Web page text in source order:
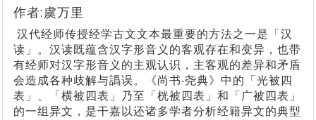
作者:虞万里
汉代经师传授经学古文文本最重要的方法之一是「汉
读」。汉读既蕴含汉字形音义的客观存在和变异，也带
有经师对汉字形音义的主观认识，主客观的差异和矛盾
会造成各种歧解与譌误。《尚书‧尧典》中的「光被四
表」、「横被四表」乃至「桄被四表」和「广被四表」
的一组异文，是干嘉以还诸多学者分析经籍异文的典型